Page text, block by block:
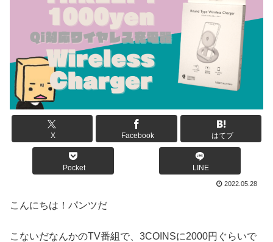
X Facebook はてブ
Pocket LINE
2022.05.28
こんにちは！パンツだ
こないだなんかのTV番組で、3COINSに2000円ぐらいで